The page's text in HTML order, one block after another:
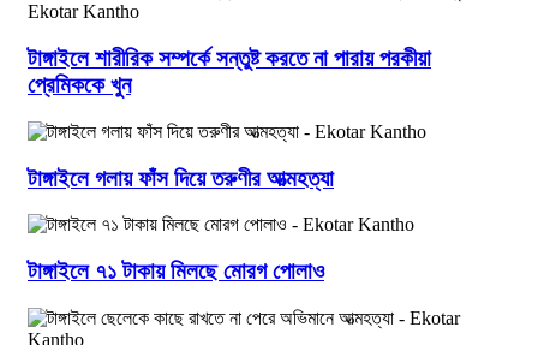
টাঙ্গাইলে শারীরিক সম্পর্কে সন্তুষ্ট করতে না পারায় পরকীয়া
প্রেমিককে খুন
টাঙ্গাইলে গলায় ফাঁস দিয়ে তরুণীর আত্মহত্যা
টাঙ্গাইলে ৭১ টাকায় মিলছে মোরগ পোলাও